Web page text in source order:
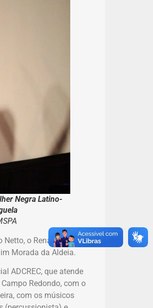
Negra Latino-
Netto, o Renatinho,
Morada da Aldeia.
ADCREC, que atende
Redondo, com o
com os músicos